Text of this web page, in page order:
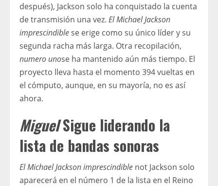
después), Jackson solo ha conquistado la cuenta
de transmisión una vez. El Michael Jackson
imprescindiblese erige como su único líder y su
segunda racha más larga. Otra recopilación,
numero unose ha mantenido aún más tiempo. El
proyecto lleva hasta el momento 394 vueltas en
el cómputo, aunque, en su mayoría, no es así
ahora.
MiguelSigue liderando la
lista de bandas sonoras
El Michael Jackson imprescindible not Jackson solo
aparecerá en el número 1 de la lista en el Reino